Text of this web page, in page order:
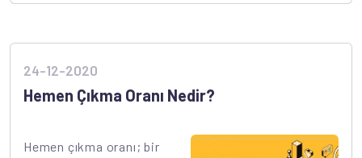
24-12-2020
Hemen Çıkma Oranı Nedir?
Hemen çıkma oranı; bir